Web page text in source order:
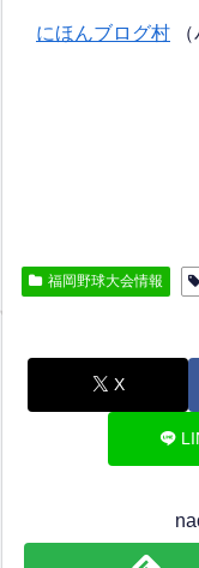
にほんブログ村
福岡野球大会情報
X